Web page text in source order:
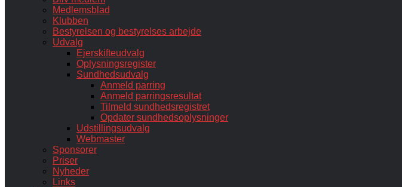
Medlemsblad
Klubben
Bestyrelsen og bestyrelses arbejde
Udvalg
Ejerskifteudvalg
Oplysningsregister
Sundhedsudvalg
Anmeld parring
Anmeld parringsresultat
Tilmeld sundhedsregistret
Opdater sundhedsoplysninger
Udstillingsudvalg
Webmaster
Sponsorer
Priser
Nyheder
Links